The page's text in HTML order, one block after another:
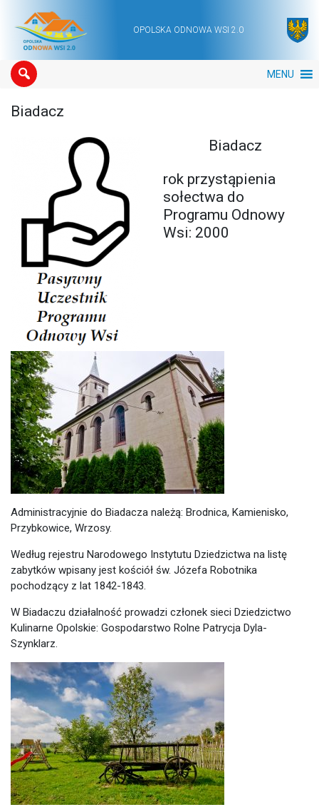
Main NavigationOPOLSKA ODNOWA WSI 2.0
MENU
Biadacz
Biadacz
rok przystąpienia
sołectwa do
Programu Odnowy
Wsi: 2000
Administracyjnie do Biadacza należą: Brodnica, Kamienisko,
Przybkowice, Wrzosy.
Według rejestru Narodowego Instytutu Dziedzictwa na listę
zabytków wpisany jest kościół św. Józefa Robotnika
pochodzący z lat 1842-1843.
W Biadaczu działalność prowadzi członek sieci Dziedzictwo
Kulinarne Opolskie: Gospodarstwo Rolne Patrycja Dyla-
Szynklarz.